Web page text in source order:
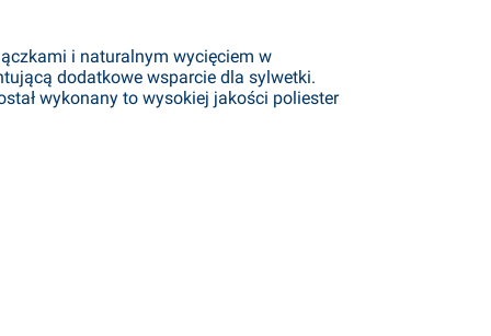
i naturalnym wycięciem w
dodatkowe wsparcie dla sylwetki.
wykonany to wysokiej jakości poliester